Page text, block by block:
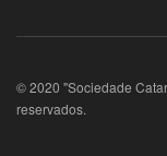
© 2020 "Sociedade
reservados.